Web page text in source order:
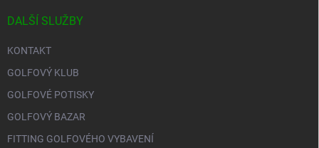
DALŠÍ SLUŽBY
KONTAKT
GOLFOVÝ KLUB
GOLFOVÉ POTISKY
GOLFOVÝ BAZAR
FITTING GOLFOVÉHO VYBAVENÍ